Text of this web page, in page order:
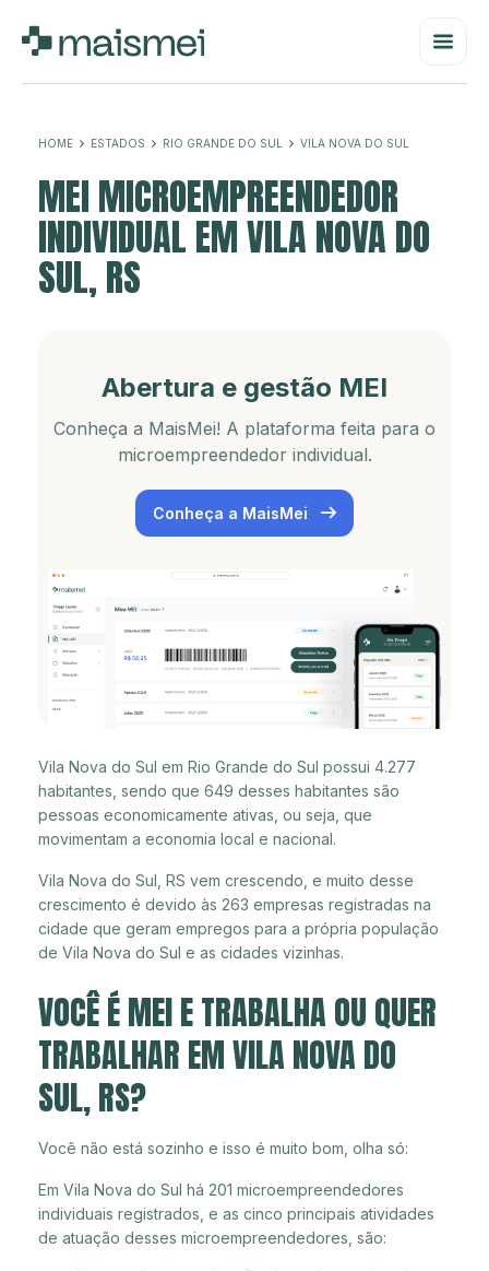
HOME ESTADOS RIO GRANDE DO SUL VILA NOVA DO SUL
MEI MICROEMPREENDEDOR
INDIVIDUAL EM VILA NOVA DO
SUL, RS
Abertura e gestão MEI
Conheça a MaisMei! A plataforma feita para o
microempreendedor individual.
Conheça a MaisMei
Vila Nova do Sul em Rio Grande do Sul possui 4.277
habitantes, sendo que 649 desses habitantes são
pessoas economicamente ativas, ou seja, que
movimentam a economia local e nacional.
Vila Nova do Sul, RS vem crescendo, e muito desse
crescimento é devido às 263 empresas registradas na
cidade que geram empregos para a própria população
de Vila Nova do Sul e as cidades vizinhas.
VOCÊ É MEI E TRABALHA OU QUER
TRABALHAR EM VILA NOVA DO
SUL, RS?
Você não está sozinho e isso é muito bom, olha só:
Em Vila Nova do Sul há 201 microempreendedores
individuais registrados, e as cinco principais atividades
de atuação desses microempreendedores, são: